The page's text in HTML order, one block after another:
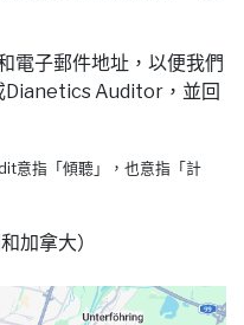
電子郵件地址，以便我們
Dianetics Auditor，並回
意指「傾聽」，也意指「計
加拿大）